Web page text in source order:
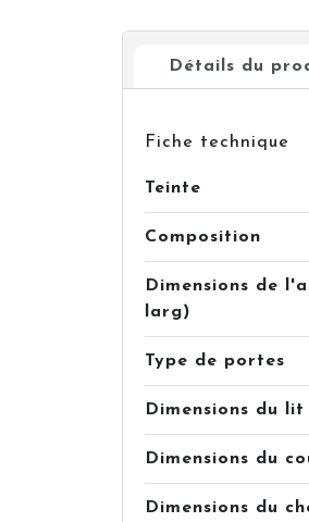
Détails du
Fiche technique
Teinte
Composition
Dimensions de
larg)
Type de portes
Dimensions du
Dimensions du
Dimensions du